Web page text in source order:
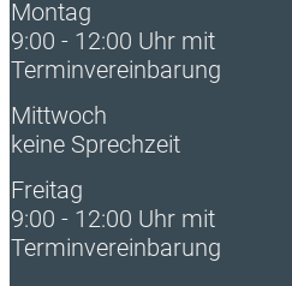
Montag
9:00 - 12:00 Uhr mit
Terminvereinbarung
Mittwoch
keine Sprechzeit
Freitag
9:00 - 12:00 Uhr mit
Terminvereinbarung